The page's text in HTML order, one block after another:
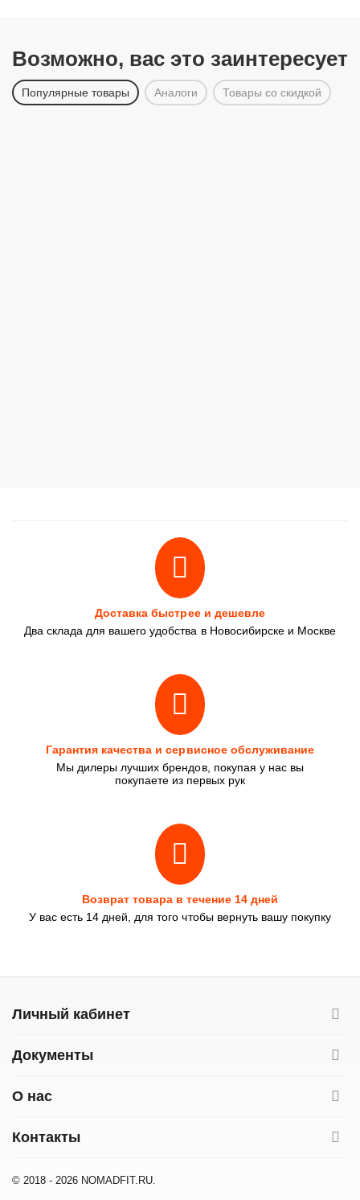
Возможно, вас это заинтересует
Популярные товары Аналоги Товары со скидкой
Доставка быстрее и дешевле
Два склада для вашего удобства в Новосибирске и Москве
Гарантия качества и сервисное обслуживание
Мы дилеры лучших брендов, покупая у нас вы
покупаете из первых рук
Возврат товара в течение 14 дней
У вас есть 14 дней, для того чтобы вернуть вашу покупку
Личный кабинет
Документы
О нас
Контакты
© 2018 - 2026 NOMADFIT.RU.